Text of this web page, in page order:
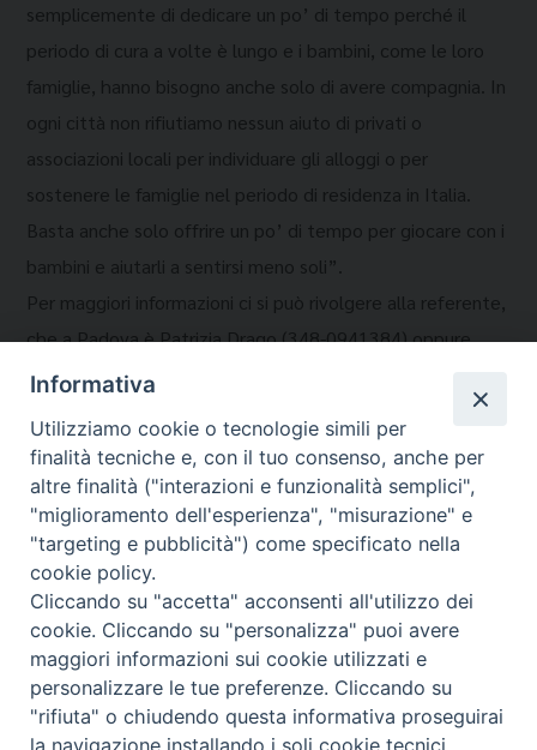
semplicemente di dedicare un po’ di tempo perché il
periodo di cura a volte è lungo e i bambini, come le loro
famiglie, hanno bisogno anche solo di avere compagnia. In
ogni città non rifiutiamo nessun aiuto di privati o
associazioni locali per individuare gli alloggi o per
sostenere le famiglie nel periodo di residenza in Italia.
Basta anche solo offrire un po’ di tempo per giocare con i
bambini e aiutarli a sentirsi meno soli”.
Per maggiori informazioni ci si può rivolgere alla referente,
che a Padova è Patrizia Drago (348-0941384) oppure
consultare il sito
Migrantes Online
Fondazione Migrantes
© 2026 WebSeed
Informativa
Utilizziamo cookie o tecnologie simili per
finalità tecniche e, con il tuo consenso, anche per
altre finalità ("interazioni e funzionalità semplici",
"miglioramento dell'esperienza", "misurazione" e
"targeting e pubblicità") come specificato nella
cookie policy.
Cliccando su "accetta" acconsenti all'utilizzo dei
cookie. Cliccando su "personalizza" puoi avere
maggiori informazioni sui cookie utilizzati e
personalizzare le tue preferenze. Cliccando su
"rifiuta" o chiudendo questa informativa proseguirai